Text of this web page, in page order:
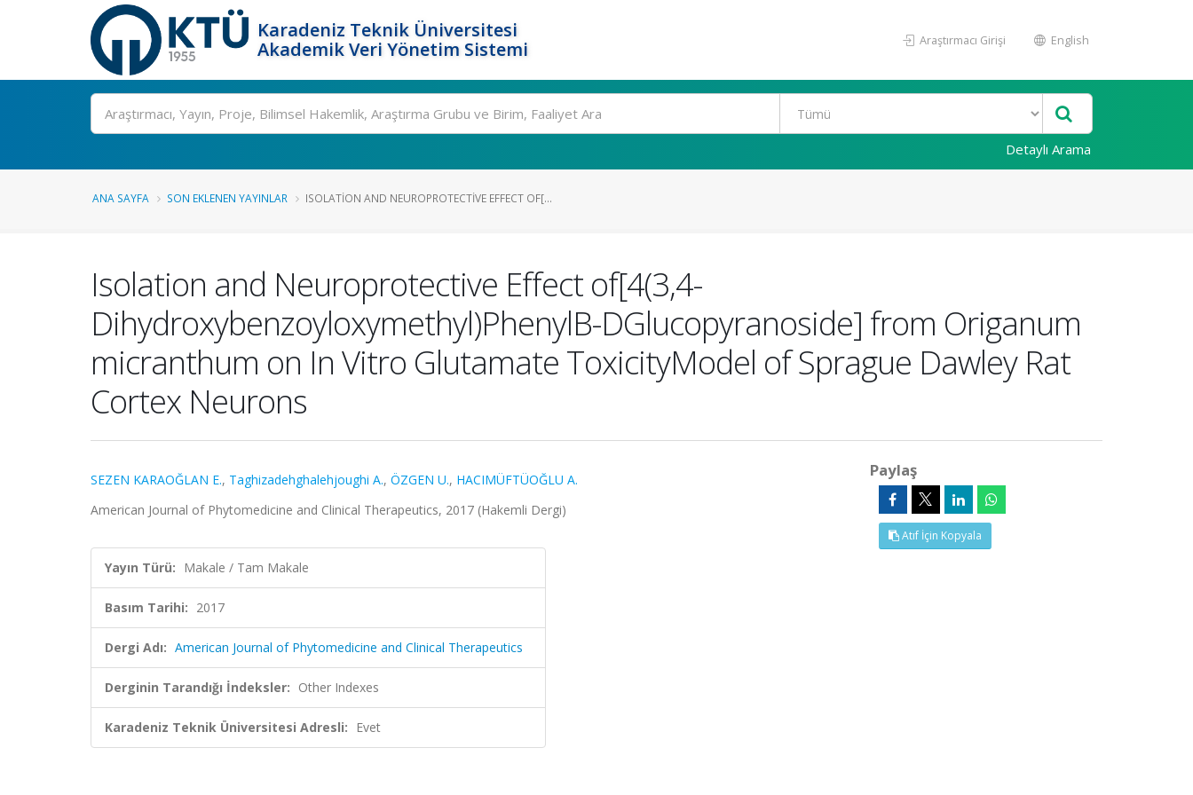
Karadeniz Teknik Üniversitesi
Akademik Veri Yönetim Sistemi
Araştırmacı Girişi English
Ara
Detaylı Arama
ANA SAYFA SON EKLENEN YAYINLAR ISOLATION AND NEUROPROTECTIVE EFFECT OF[...
Isolation and Neuroprotective Effect of[4(3,4-
Dihydroxybenzoyloxymethyl)PhenylΒ-DGlucopyranoside] from Origanum
micranthum on In Vitro Glutamate ToxicityModel of Sprague Dawley Rat
Cortex Neurons
SEZEN KARAOĞLAN E., Taghizadehghalehjoughi A., ÖZGEN U., HACIMÜFTÜOĞLU A.
American Journal of Phytomedicine and Clinical Therapeutics, 2017 (Hakemli Dergi)
Yayın Türü: Makale / Tam Makale
Basım Tarihi: 2017
Dergi Adı: American Journal of Phytomedicine and Clinical Therapeutics
Derginin Tarandığı İndeksler: Other Indexes
Karadeniz Teknik Üniversitesi Adresli: Evet
Paylaş
Atıf İçin Kopyala